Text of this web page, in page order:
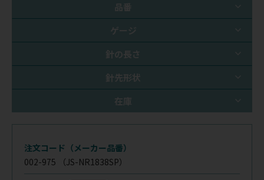
品番
ゲージ
針の長さ
針先形状
在庫
注文コード（メーカー品番）
002-975 （JS-NR1838SP）